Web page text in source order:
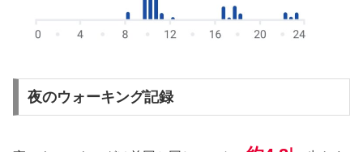
夜のウォーキング記録